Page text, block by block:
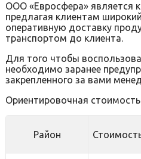
ООО «Евросфера» является
предлагая клиентам
оперативную доставку
транспортом до клиента.
Для того чтобы
необходимо заранее
закрепленного за вами
Ориентировочная
Район